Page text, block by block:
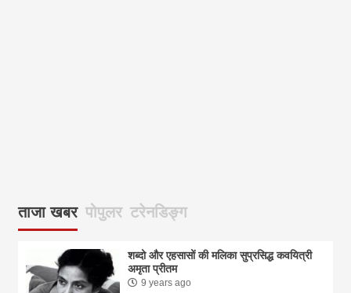
ताजा खबर पोपुलर टरेनडिङ्ग
शब्दो और एहसासों की मलिका सुप्रसिद्ध कवयित्री
अमृता प्रीतम
9 years ago